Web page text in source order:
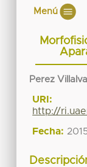
Menú
Perez
URI:
http://
Fecha: